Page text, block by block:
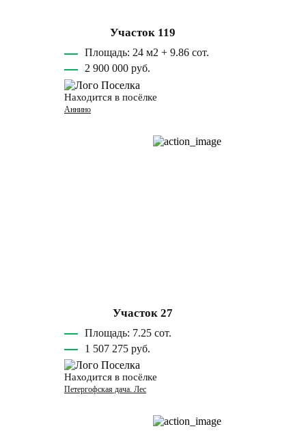
Участок 119
Площадь: 24 м2 + 9.86 сот.
2 900 000 руб.
Находится в посёлке
Аннино
Участок 27
Площадь: 7.25 сот.
1 507 275 руб.
Находится в посёлке
Петергофская дача. Лес